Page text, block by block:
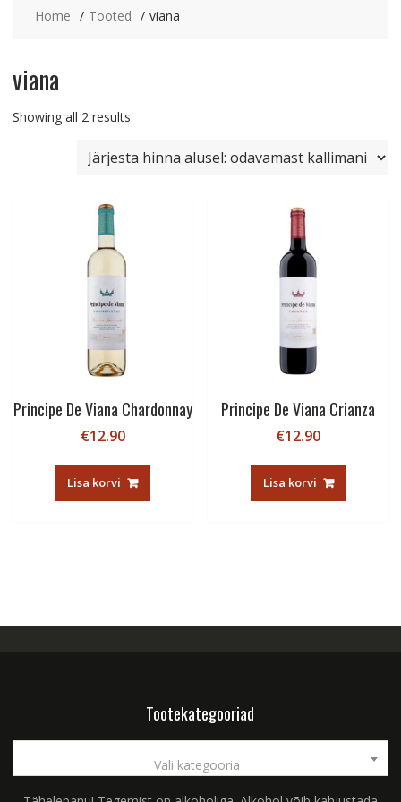
Home Tooted viana
viana
Showing all 2 resultsSorted
price:
Principe De Viana Chardonnay
€12.90
Lisa korvi
Principe De Viana Crianza
€12.90
Lisa korvi
Tootekategooriad
Vali kategooria